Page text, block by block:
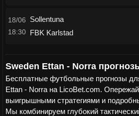
18/06
18:30
Sollentuna
FBK Karlstad
Sweden Ettan - Norra
Бесплатные футбольные прогнозы
Ettan - Norra на LicoBet.com.
выигрышными стратегиями и
Мы комбинируем глубокий